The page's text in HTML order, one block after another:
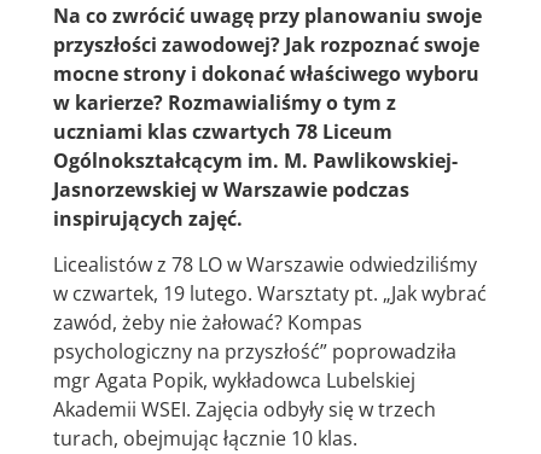
Na co zwrócić uwagę przy planowaniu swoje
przyszłości zawodowej? Jak rozpoznać swoje
mocne strony i dokonać właściwego wyboru
w karierze? Rozmawialiśmy o tym z
uczniami klas czwartych 78 Liceum
Ogólnokształcącym im. M. Pawlikowskiej-
Jasnorzewskiej w Warszawie podczas
inspirujących zajęć.
Licealistów z 78 LO w Warszawie odwiedziliśmy
w czwartek, 19 lutego. Warsztaty pt. „Jak wybrać
zawód, żeby nie żałować? Kompas
psychologiczny na przyszłość” poprowadziła
mgr Agata Popik, wykładowca Lubelskiej
Akademii WSEI. Zajęcia odbyły się w trzech
turach, obejmując łącznie 10 klas.